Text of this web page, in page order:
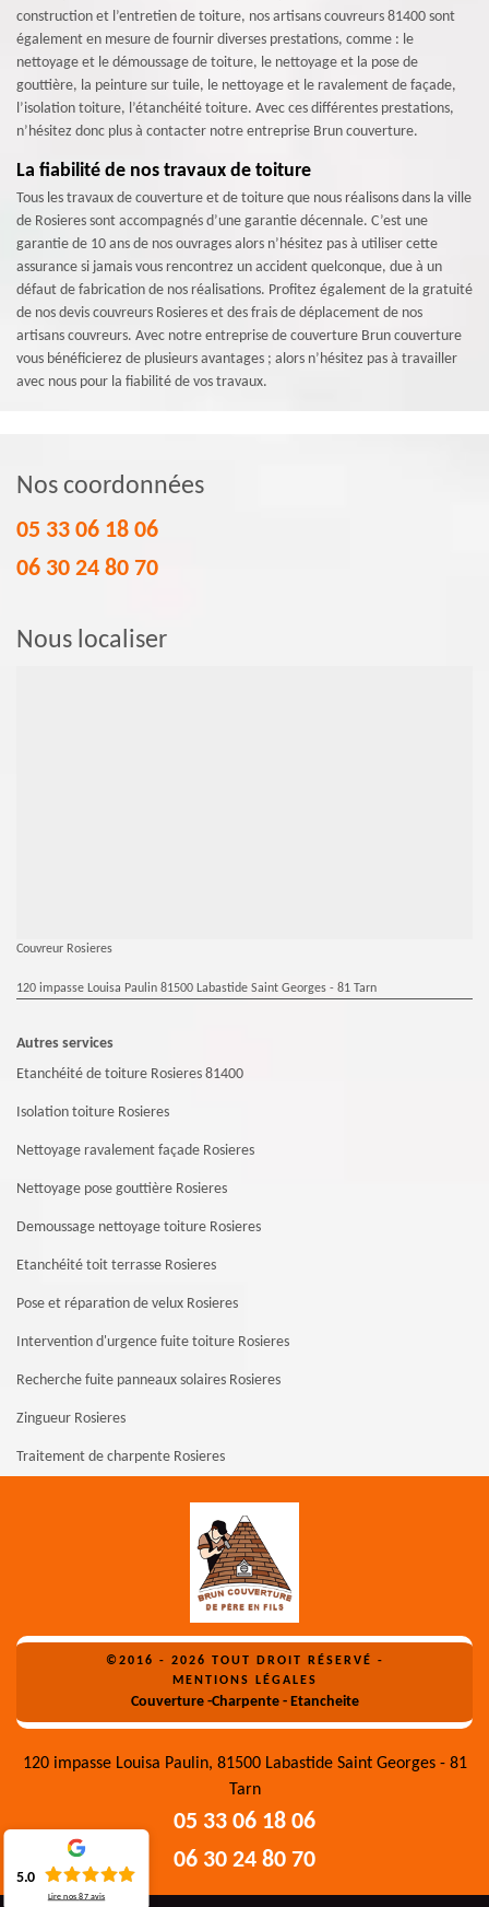
construction et l’entretien de toiture, nos artisans couvreurs 81400 sont
également en mesure de fournir diverses prestations, comme : le
nettoyage et le démoussage de toiture, le nettoyage et la pose de
gouttière, la peinture sur tuile, le nettoyage et le ravalement de façade,
l’isolation toiture, l’étanchéité toiture. Avec ces différentes prestations,
n’hésitez donc plus à contacter notre entreprise Brun couverture.
La fiabilité de nos travaux de toiture
Tous les travaux de couverture et de toiture que nous réalisons dans la ville
de Rosieres sont accompagnés d’une garantie décennale. C’est une
garantie de 10 ans de nos ouvrages alors n’hésitez pas à utiliser cette
assurance si jamais vous rencontrez un accident quelconque, due à un
défaut de fabrication de nos réalisations. Profitez également de la gratuité
de nos devis couvreurs Rosieres et des frais de déplacement de nos
artisans couvreurs. Avec notre entreprise de couverture Brun couverture
vous bénéficierez de plusieurs avantages ; alors n’hésitez pas à travailler
avec nous pour la fiabilité de vos travaux.
Nos coordonnées
05 33 06 18 06
06 30 24 80 70
Nous localiser
Couvreur Rosieres
120 impasse Louisa Paulin 81500 Labastide Saint Georges - 81 Tarn
Autres services
Etanchéité de toiture Rosieres 81400
Isolation toiture Rosieres
Nettoyage ravalement façade Rosieres
Nettoyage pose gouttière Rosieres
Demoussage nettoyage toiture Rosieres
Etanchéité toit terrasse Rosieres
Pose et réparation de velux Rosieres
Intervention d'urgence fuite toiture Rosieres
Recherche fuite panneaux solaires Rosieres
Zingueur Rosieres
Traitement de charpente Rosieres
©2016 - 2026 TOUT DROIT RÉSERVÉ -
MENTIONS LÉGALES
Couverture -Charpente - Etancheite
120 impasse Louisa Paulin, 81500 Labastide Saint Georges - 81
Tarn
05 33 06 18 06
06 30 24 80 70
5.0
Lire nos87 avis